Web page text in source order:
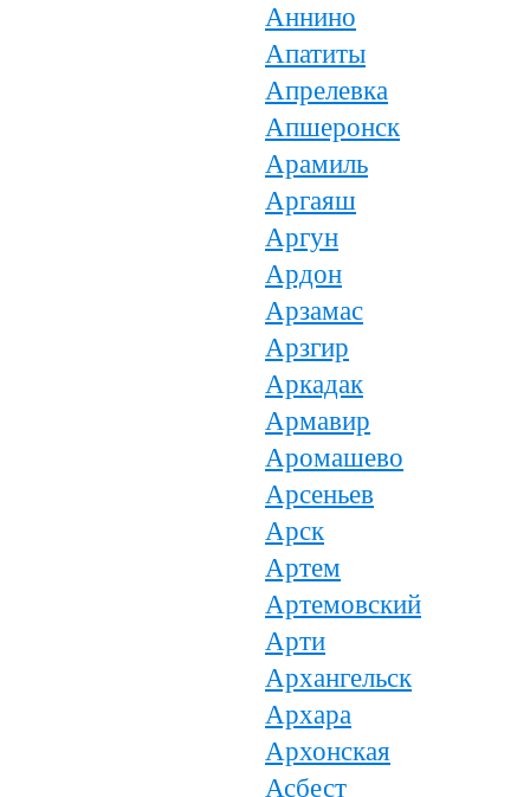
Аннино
Апатиты
Апрелевка
Апшеронск
Арамиль
Аргаяш
Аргун
Ардон
Арзамас
Арзгир
Аркадак
Армавир
Аромашево
Арсеньев
Арск
Артем
Артемовский
Арти
Архангельск
Архара
Архонская
Асбест